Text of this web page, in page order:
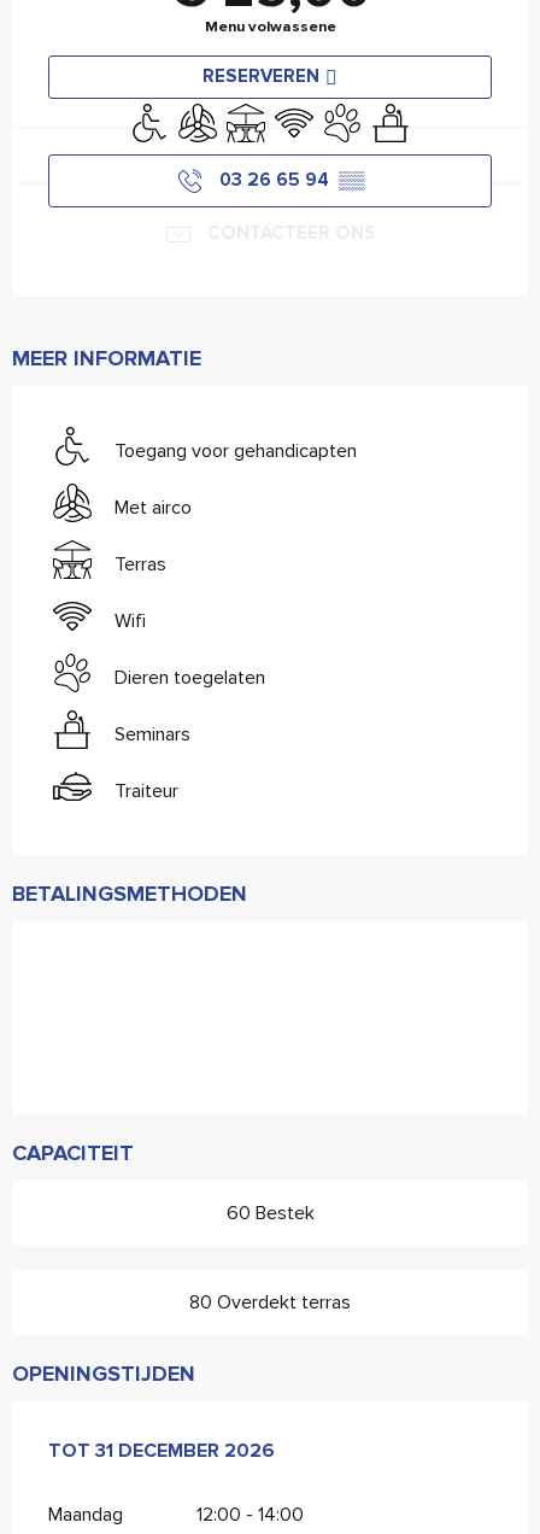
Menu volwassene
RESERVEREN
Toegang voor gehandicapten
Met airco
Terras Wifi Dieren toegelaten
Seminars
03 26 65 94 ▒▒
MEER INFORMATIE
Toegang voor gehandicapten
Met airco
Terras
Wifi
Dieren toegelaten
Seminars
Traiteur
BETALINGSMETHODEN
CAPACITEIT
60 Bestek
80 Overdekt terras
OPENINGSTIJDEN
VANAF6 JANUARI 2026TOT
TOT 31 DECEMBER 2026
Maandag 12:00 - 14:00